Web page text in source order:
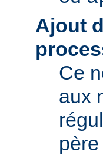
Ajout
Ce
aux